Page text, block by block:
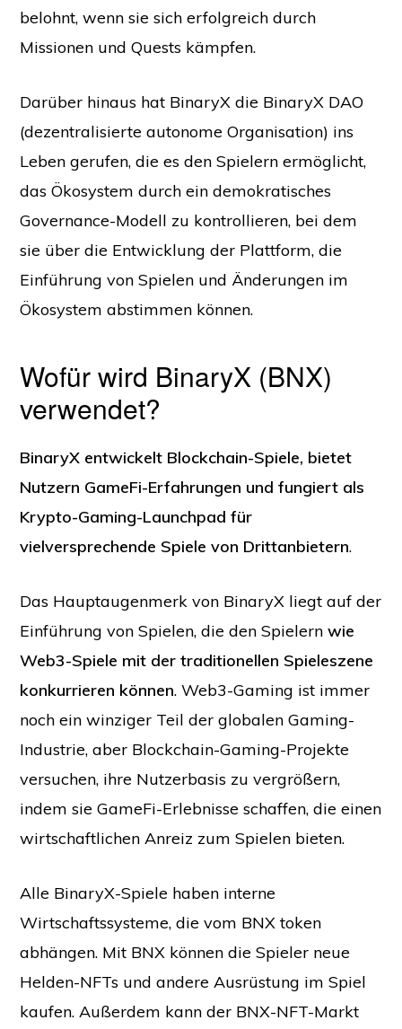
belohnt, wenn sie sich erfolgreich durch
Missionen und Quests kämpfen.
Darüber hinaus hat BinaryX die BinaryX DAO
(dezentralisierte autonome Organisation) ins
Leben gerufen, die es den Spielern ermöglicht,
das Ökosystem durch ein demokratisches
Governance-Modell zu kontrollieren, bei dem
sie über die Entwicklung der Plattform, die
Einführung von Spielen und Änderungen im
Ökosystem abstimmen können.
Wofür wird BinaryX (BNX)
verwendet?
BinaryX entwickelt Blockchain-Spiele, bietet
Nutzern GameFi-Erfahrungen und fungiert als
Krypto-Gaming-Launchpad für
vielversprechende Spiele von Drittanbietern.
Das Hauptaugenmerk von BinaryX liegt auf der
Einführung von Spielen, die den Spielernwie
Web3-Spiele mit der traditionellen Spieleszene
konkurrieren können. Web3-Gaming ist immer
noch ein winziger Teil der globalen Gaming-
Industrie, aber Blockchain-Gaming-Projekte
versuchen, ihre Nutzerbasis zu vergrößern,
indem sie GameFi-Erlebnisse schaffen, die einen
wirtschaftlichen Anreiz zum Spielen bieten.
Alle BinaryX-Spiele haben interne
Wirtschaftssysteme, die vom BNX token
abhängen. Mit BNX können die Spieler neue
Helden-NFTs und andere Ausrüstung im Spiel
kaufen. Außerdem kann der BNX-NFT-Markt